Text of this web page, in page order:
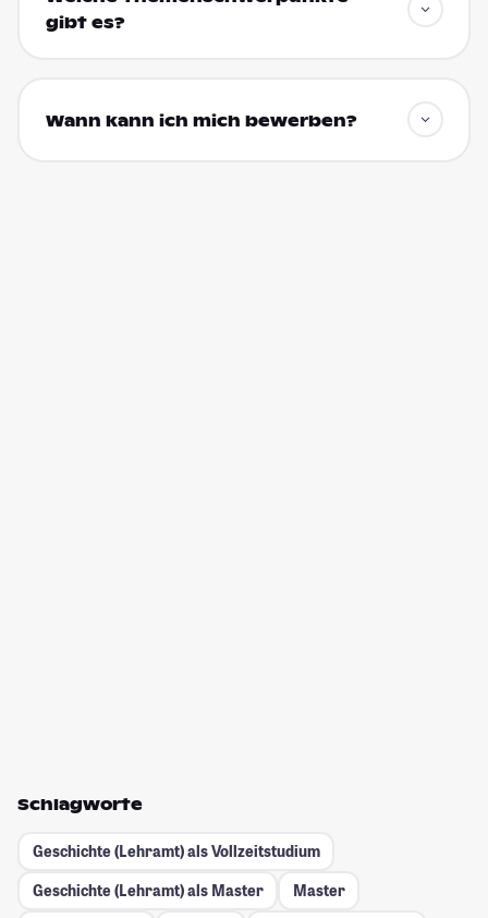
gibt es?
Wann kann ich mich bewerben?
Schlagworte
Geschichte (Lehramt) als Vollzeitstudium
Geschichte (Lehramt) als Master
Master